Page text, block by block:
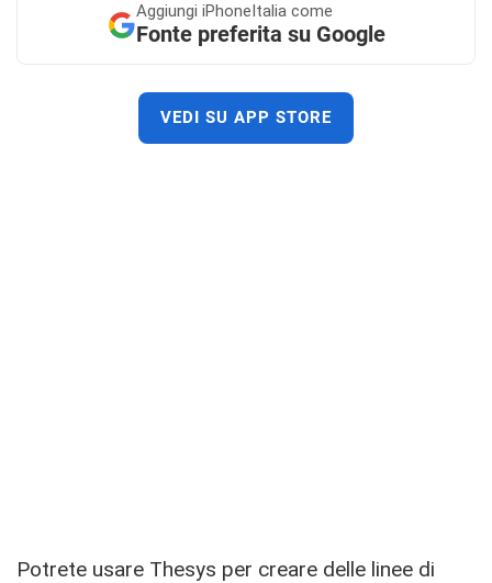
Aggiungi iPhoneItalia come
Fonte preferita su Google
VEDI SU APP STORE
Potrete usare Thesys per creare delle linee di